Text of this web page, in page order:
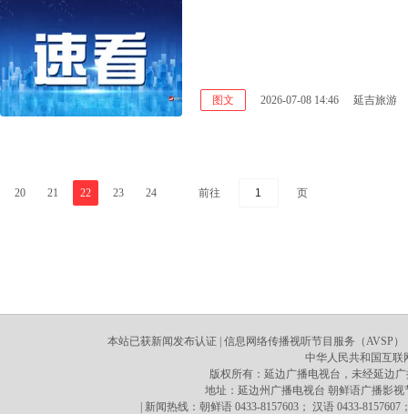
图文 2026-07-08 14:46 延吉旅游
20 21 22 23 24 前往 页
本站已获新闻发布认证 | 信息网络传播视听节目服务（AVSP）
中华人民共和国互联
版权所有：延边广播电视台，未经延边
地址：延边州广播电视台 朝鲜语广播影视
| 新闻热线：朝鲜语 0433-8157603； 汉语 0433-